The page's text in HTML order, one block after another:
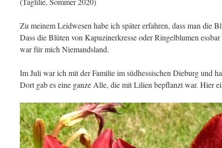
Zu meinem Leidwesen habe ich später erfahren, dass man die
Dass die Blüten von Kapuzinerkresse oder Ringelblumen
war für mich Niemandsland.
Im Juli war ich mit der Familie im südhessischen Dieburg und
Dort gab es eine ganze Alle, die mit Lilien bepflanzt war. Hier